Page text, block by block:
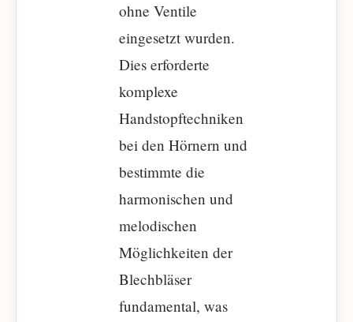
ohne Ventile
eingesetzt wurden.
Dies erforderte
komplexe
Handstopftechniken
bei den Hörnern und
bestimmte die
harmonischen und
melodischen
Möglichkeiten der
Blechbläser
fundamental, was